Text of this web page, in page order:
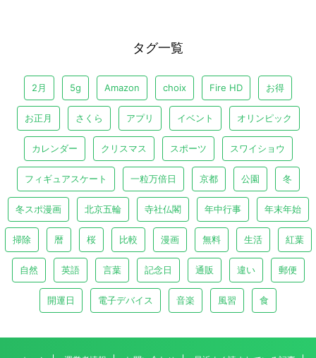
タグ一覧
2月 5g Amazon choix Fire HD お得
お正月 さくら アプリ イベント オリンピック
カレンダー クリスマス スポーツ スワイショウ
フィギュアスケート 一粒万倍日 京都 公園 冬
冬スポ漫画 北京五輪 寺社仏閣 年中行事 年末年始
掃除 暦 桜 比較 漫画 無料 生活 紅葉
自然 英語 言葉 記念日 通販 違い 郵便
開運日 電子デバイス 音楽 風習 食